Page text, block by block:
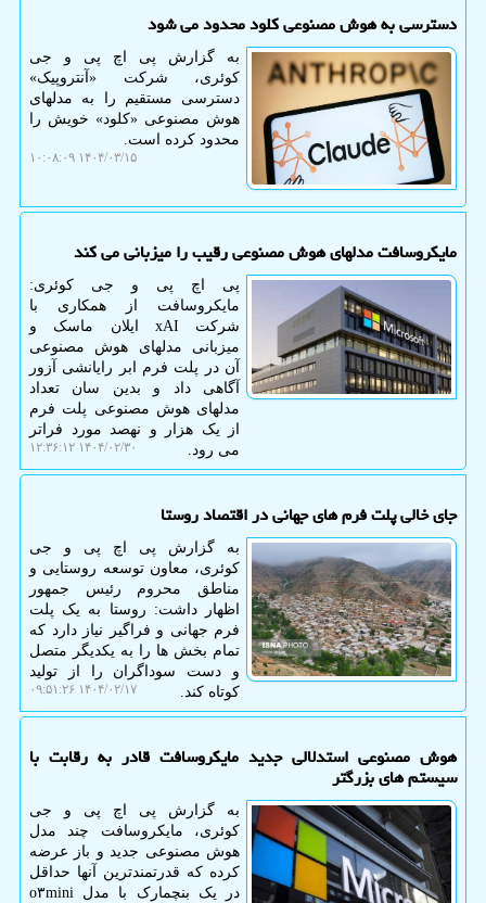
دسترسی به هوش مصنوعی کلود محدود می شود
به گزارش پی اچ پی و جی
کوئری، شرکت «آنتروپیک»
دسترسی مستقیم را به مدلهای
هوش مصنوعی «کلود» خویش را
محدود کرده است.
۱۴۰۴/۰۳/۱۵ ۱۰:۰۸:۰۹
مایکروسافت مدلهای هوش مصنوعی رقیب را میزبانی می کند
پی اچ پی و جی کوئری:
مایکروسافت از همکاری با
شرکت xAI ایلان ماسک و
میزبانی مدلهای هوش مصنوعی
آن در پلت فرم ابر رایانشی آزور
آگاهی داد و بدین سان تعداد
مدلهای هوش مصنوعی پلت فرم
از یک هزار و نهصد مورد فراتر
می رود.
۱۴۰۴/۰۲/۳۰ ۱۲:۳۶:۱۲
جای خالی پلت فرم های جهانی در اقتصاد روستا
به گزارش پی اچ پی و جی
کوئری، معاون توسعه روستایی و
مناطق محروم رئیس جمهور
اظهار داشت: روستا به یک پلت
فرم جهانی و فراگیر نیاز دارد که
تمام بخش ها را به یکدیگر متصل
و دست سوداگران را از تولید
کوتاه کند.
۱۴۰۴/۰۲/۱۷ ۰۹:۵۱:۲۶
هوش مصنوعی استدلالی جدید مایکروسافت قادر به رقابت با
سیستم های بزرگتر
به گزارش پی اچ پی و جی
کوئری، مایکروسافت چند مدل
هوش مصنوعی جدید و باز عرضه
کرده که قدرتمندترین آنها حداقل
در یک بنچمارک با مدل o۳mini